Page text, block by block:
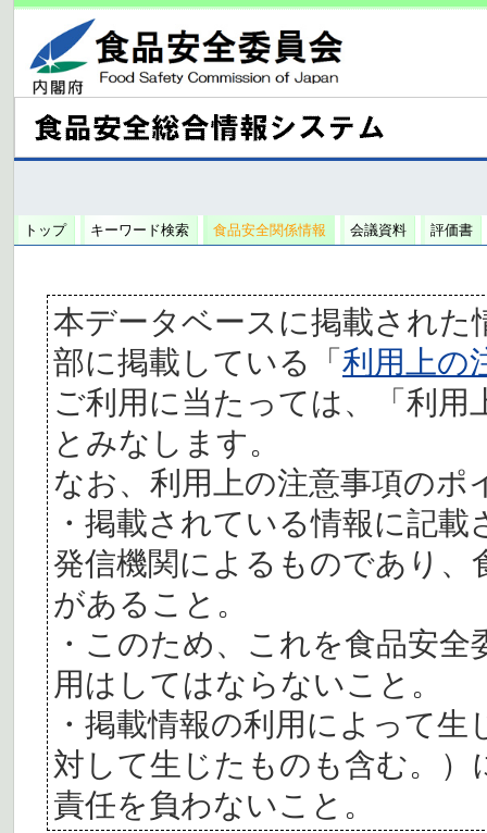
トップ キーワード検索 食品安全関係情報 会議資料 評価書
本データベースに掲載された
部に掲載している「利用上の
ご利用に当たっては、「利
とみなします。
なお、利用上の注意事項の
・掲載されている情報に記
発信機関によるものであり、
があること。
・このため、これを食品安
用はしてはならないこと。
・掲載情報の利用によって
対して生じたものも含む。
責任を負わないこと。